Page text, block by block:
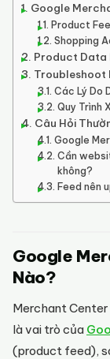
Google
Product
Shopping
Product Data
Troubleshoot
Các Lý Do
Quy Trình
Câu Hỏi
Google
Cần
không?
Feed nên
Google
Nào?
Merchant
là vai trò của
(product feed),